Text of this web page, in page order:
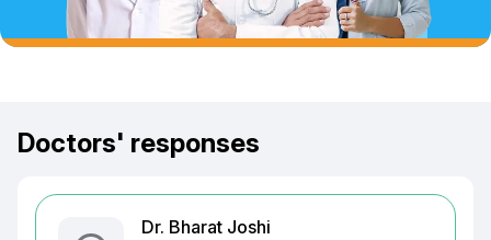
Doctors' responses
Dr. Bharat Joshi